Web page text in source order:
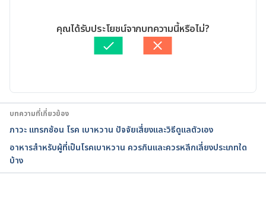
http://www.webmd.com/eye-health/eye-
problems#1. Accessed February 25, 2017
Accessed 22 August 2019.
Common Eye Disorders and
Diseases.https://www.cdc.gov/visionhealth/basics/
ced/index.html.Accessed July 16, 2021
เขียนโดย จินดารัตน์ สิริวิจักษณ์
ตรวจสอบความถูกต้องของข้อมูลโดยสิฏฐิณิศา รัชตวโรทัย
สิฏฐิณิศา รัชตวโรทัย
คุณได้รับประโยชน์จากบทความนี้หรือไม่?
บทความที่เกี่ยวข้อง
ภาวะ แทรกซ้อน โรค เบาหวาน ปัจจัยเสี่ยงและวิธีดูแลตัวเอง
อาหารสำหรับผู้ที่เป็นโรคเบาหวาน ควรกินและควรหลีกเลี่ยงประเภทใด
บ้าง